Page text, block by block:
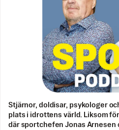
Stjärnor, doldisar, psykologer
plats i idrottens värld. Liksom
där sportchefen Jonas